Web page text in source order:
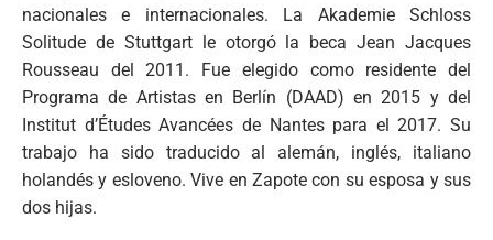
nacionales e internacionales. La Akademie Schloss
Solitude de Stuttgart le otorgó la beca Jean Jacques
Rousseau del 2011. Fue elegido como residente del
Programa de Artistas en Berlín (DAAD) en 2015 y del
Institut d’Études Avancées de Nantes para el 2017. Su
trabajo ha sido traducido al alemán, inglés, italiano
holandés y esloveno. Vive en Zapote con su esposa y sus
dos hijas.